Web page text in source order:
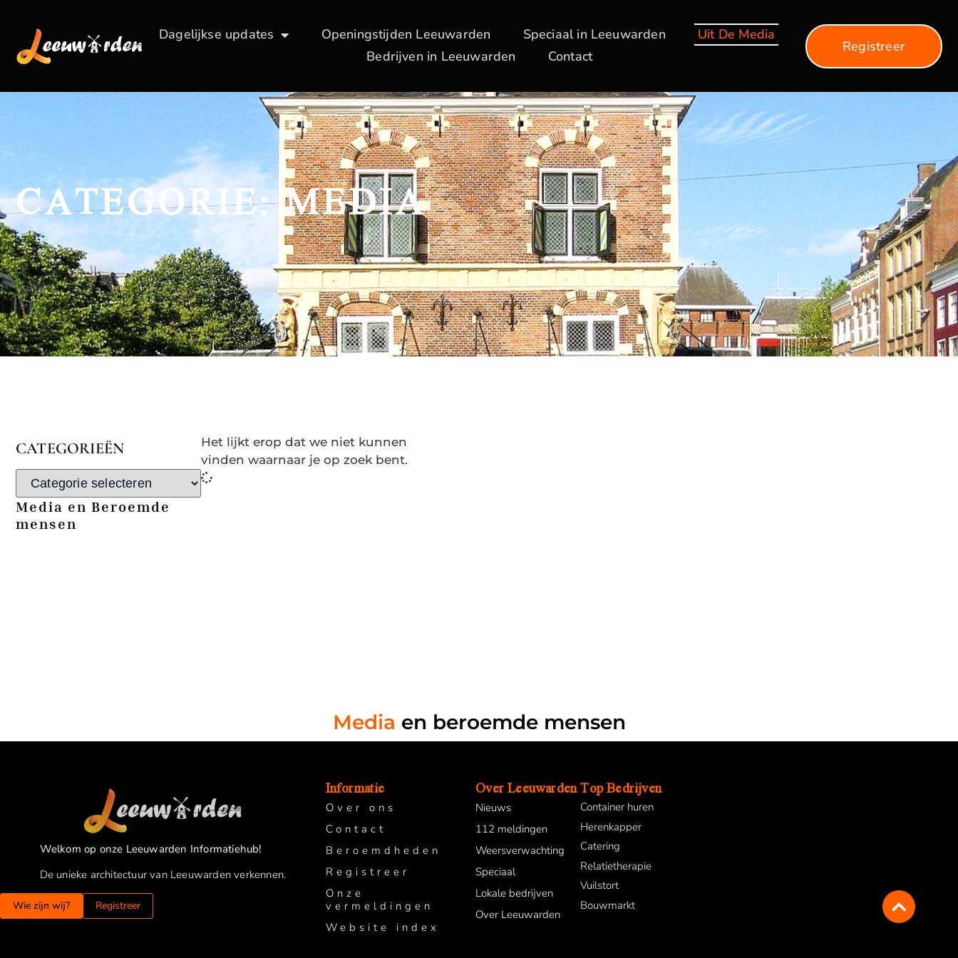
Dagelijkse updates Openingstijden Leeuwarden Speciaal in Leeuwarden
Uit De Media
Bedrijven in Leeuwarden
Contact
Registreer
CATEGORIE: MEDIA
CATEGORIEËN
Media en Beroemde
mensen
Het lijkt erop dat we niet kunnen
vinden waarnaar je op zoek bent.
Media en beroemde mensen
Welkom op onze Leeuwarden Informatiehub!
De unieke architectuur van Leeuwarden verkennen.
Wie zijn wij? Registreer
Informatie
Over ons
Contact
Beroemdheden
Registreer
Onze
vermeldingen
Website index
Over Leeuwarden
Nieuws
112 meldingen
Weersverwachting
Speciaal
Lokale bedrijven
Over Leeuwarden
Top Bedrijven
Container huren
Herenkapper
Catering
Relatietherapie
Vuilstort
Bouwmarkt